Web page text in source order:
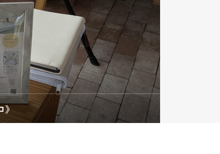
》
Contact
お問い合わせ
Service
サービス